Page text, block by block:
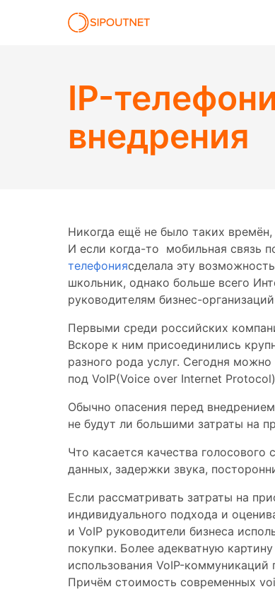
IP-
внедрения
Никогда ещё не было таких
И если когда-то мобильная связь
телефониясделала эту
школьник, однако больше всего
руководителям бизнес-
Первыми среди российских
Вскоре к ним присоединились
разного рода услуг. Сегодня
под VoIP(Voice over Internet
Обычно опасения перед
не будут ли большими затраты на
Что касается качества
данных, задержки звука,
Если рассматривать затраты на
индивидуального подхода и
и VoIP руководители бизнеса
покупки. Более адекватную
использования VoIP-
Причём стоимость современных